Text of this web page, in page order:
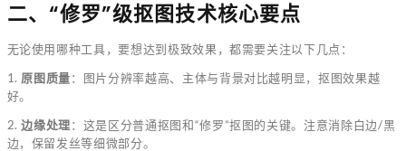
二、“修罗”级抠图技术核心要点
无论使用哪种工具，要想达到极致效果，都需要关注以下几点：
1. 原图质量：图片分辨率越高、主体与背景对比越明显，抠图效果越
好。
2.边缘处理：这是区分普通抠图和“修罗”抠图的关键。注意消除白边/黑
边，保留发丝等细微部分。